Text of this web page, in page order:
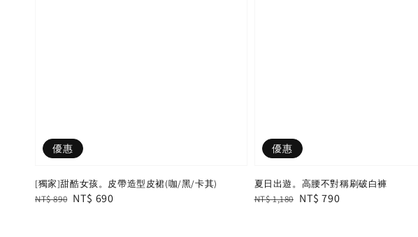
優惠
[獨家]甜酷女孩。皮帶造型皮裙(咖/黑/卡其)
Regular
NT$ 890 Sale
NT$ 690
優惠
夏日出遊。高腰不對稱刷破白褲
Regular
NT$ 1,180 Sale
NT$ 790